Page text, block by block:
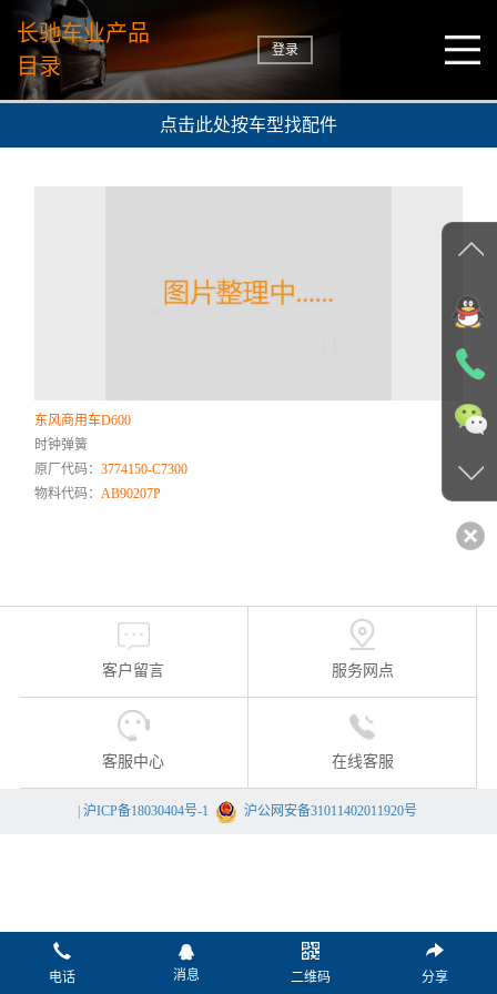
长驰车业产品
目录
登录
点击此处按车型找配件
东风商用车D600
时钟弹簧
原厂代码：3774150-C7300
物料代码：AB90207P
客户留言 服务网点
客服中心 在线客服
沪ICP备18030404号-1 沪公网安备31011402011920号
电话 消息 二维码 分享